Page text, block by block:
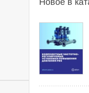
Новое в